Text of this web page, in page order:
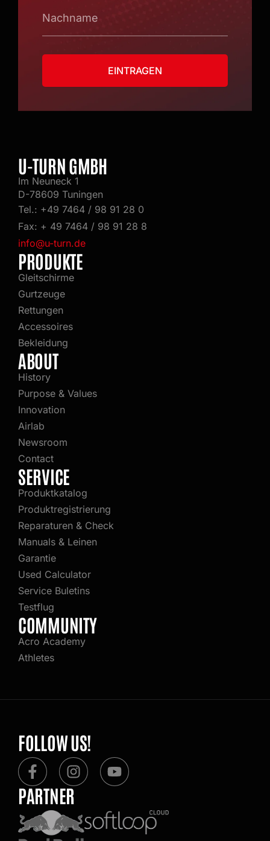
EINTRAGEN
Alternative:
U-TURN GMBH
Im Neuneck 1
D-78609 Tuningen
Tel.: +49 7464 / 98 91 28 0
Fax: + 49 7464 / 98 91 28 8
info@u-turn.de
PRODUKTE
Gleitschirme
Gurtzeuge
Rettungen
Accessoires
Bekleidung
ABOUT
History
Purpose & Values
Innovation
Airlab
Newsroom
Contact
SERVICE
Produktkatalog
Produktregistrierung
Reparaturen & Check
Manuals & Leinen
Garantie
Used Calculator
Service Buletins
Testflug
COMMUNITY
Acro Academy
Athletes
FOLLOW US!
F
a
c
e
b
o
I
n
s
t
a
g
Y
o
u
u
b
PARTNER